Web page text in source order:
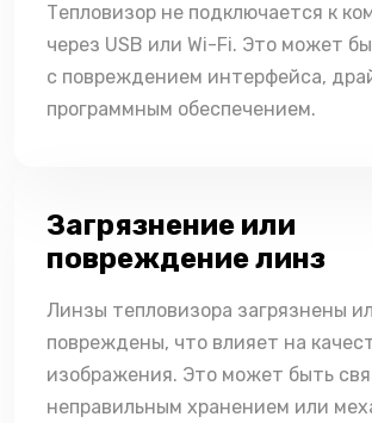
Тепловизор не подключается к
через USB или Wi-Fi. Это может
с повреждением интерфейса,
программным обеспечением.
Загрязнение или
повреждение линз
Линзы тепловизора загрязнены
повреждены, что влияет на
изображения. Это может быть
неправильным хранением или